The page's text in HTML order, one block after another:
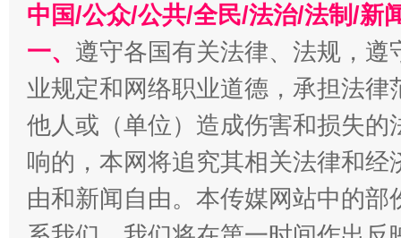
千年窑火 生生不息 一
中国/公众/公共/全民/法治/法制/新
一、 遵守各国有关法律、法规，
业规定和网络职业道德，承担法
他人或（单位）造成伤害和损失
响的，本网将追究其相关法律和
由和新闻自由。本传媒网站中的